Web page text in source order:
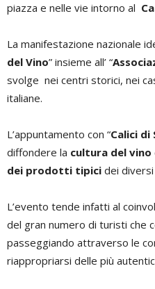
piazza e nelle vie intorno al
La manifestazione nazionale
del Vino” insieme all’ “
svolge nei centri storici, nei
italiane.
L’appuntamento con “Calici di
diffondere la cultura del vino
dei prodotti tipici dei
L’evento tende infatti al
del gran numero di turisti che
passeggiando attraverso le
riappropriarsi delle più